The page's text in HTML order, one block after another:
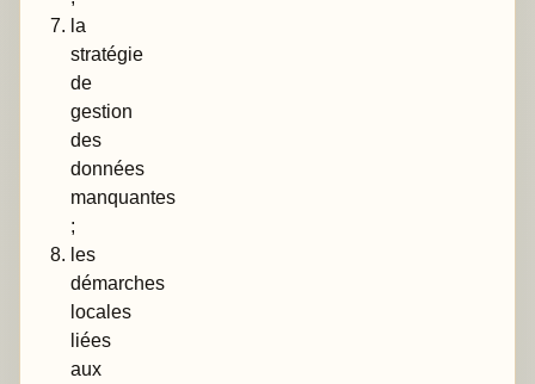
la
stratégie
de
gestion
des
données
manquantes
;
les
démarches
locales
liées
aux